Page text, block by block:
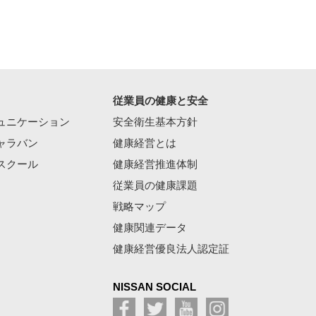
ニケーション
ラバン
クール
従業員の健康と安全
安全衛生基本方針
健康経営とは
健康経営推進体制
従業員の健康課題
戦略マップ
健康関連データ
健康経営優良法人認定証
NISSAN SOCIAL